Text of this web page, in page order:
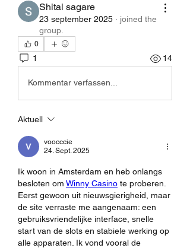
Shital sagare
23 september 2025 · joined the
group.
0
1 14
Kommentar verfassen...
Aktuell
voocccie
24. Sept. 2025
Ik woon in Amsterdam en heb onlangs
besloten om Winny Casino te proberen.
Eerst gewoon uit nieuwsgierigheid, maar
de site verraste me aangenaam: een
gebruiksvriendelijke interface, snelle
start van de slots en stabiele werking op
alle apparaten. Ik vond vooral de